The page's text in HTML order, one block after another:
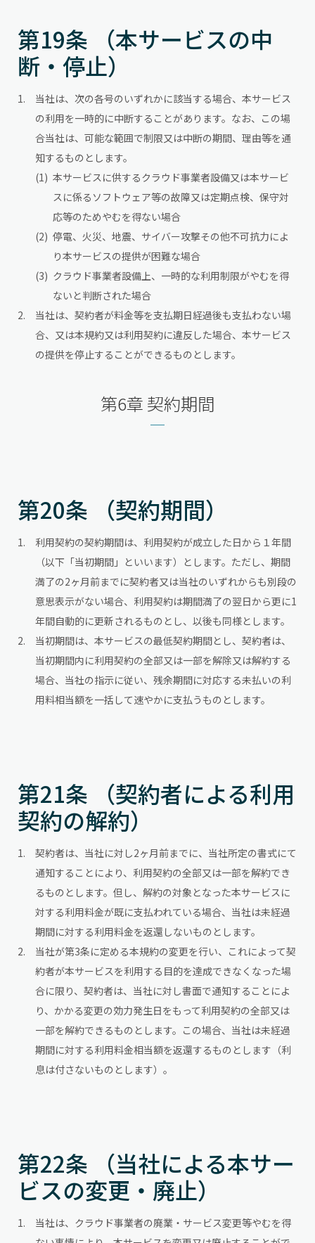
第19条 （本サービスの中
断・停止）
当社は、次の各号のいずれかに該当する場合、本サービス
の利用を一時的に中断することがあります。なお、この場
合当社は、可能な範囲で制限又は中断の期間、理由等を通
知するものとします。
本サービスに供するクラウド事業者設備又は本サービ
スに係るソフトウェア等の故障又は定期点検、保守対
応等のためやむを得ない場合
停電、火災、地震、サイバー攻撃その他不可抗力によ
り本サービスの提供が困難な場合
クラウド事業者設備上、一時的な利用制限がやむを得
ないと判断された場合
当社は、契約者が料金等を支払期日経過後も支払わない場
合、又は本規約又は利用契約に違反した場合、本サービス
の提供を停止することができるものとします。
第6章 契約期間
第20条 （契約期間）
利用契約の契約期間は、利用契約が成立した日から１年間
（以下「当初期間」といいます）とします。ただし、期間
満了の2ヶ月前までに契約者又は当社のいずれからも別段の
意思表示がない場合、利用契約は期間満了の翌日から更に1
年間自動的に更新されるものとし、以後も同様とします。
当初期間は、本サービスの最低契約期間とし、契約者は、
当初期間内に利用契約の全部又は一部を解除又は解約する
場合、当社の指示に従い、残余期間に対応する未払いの利
用料相当額を一括して速やかに支払うものとします。
第21条 （契約者による利用
契約の解約）
契約者は、当社に対し2ヶ月前までに、当社所定の書式にて
通知することにより、利用契約の全部又は一部を解約でき
るものとします。但し、解約の対象となった本サービスに
対する利用料金が既に支払われている場合、当社は未経過
期間に対する利用料金を返還しないものとします。
当社が第3条に定める本規約の変更を行い、これによって契
約者が本サービスを利用する目的を達成できなくなった場
合に限り、契約者は、当社に対し書面で通知することによ
り、かかる変更の効力発生日をもって利用契約の全部又は
一部を解約できるものとします。この場合、当社は未経過
期間に対する利用料金相当額を返還するものとします（利
息は付さないものとします）。
第22条 （当社による本サー
ビスの変更・廃止）
当社は、クラウド事業者の廃業・サービス変更等やむを得